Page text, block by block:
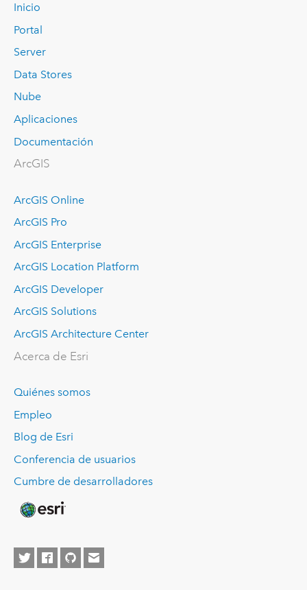
Inicio
Portal
Server
Data Stores
Nube
Aplicaciones
Documentación
ArcGIS
ArcGIS Online
ArcGIS Pro
ArcGIS Enterprise
ArcGIS Location Platform
ArcGIS Developer
ArcGIS Solutions
ArcGIS Architecture Center
Acerca de Esri
Quiénes somos
Empleo
Blog de Esri
Conferencia de usuarios
Cumbre de desarrolladores